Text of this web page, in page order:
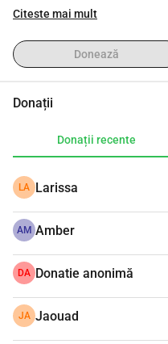
care cred că adevărata
din Gaza care își duc
tuturor celor ce le-au fost
alimentare și proiecte
Cine dorește, poate de
ta ajunge cu grijă și
Donează astăzi.
Pentru că împreună
act de semnificație.
Citeste mai mult
Donează
Donații
Donații recente
LA Larissa
AM Amber
DA Donatie anonimă
JA Jaouad